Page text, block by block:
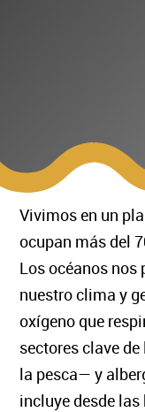
Vivimos en un
ocupan más del
Los océanos
nuestro clima y
oxígeno que
sectores clave
la pesca— y
incluye desde